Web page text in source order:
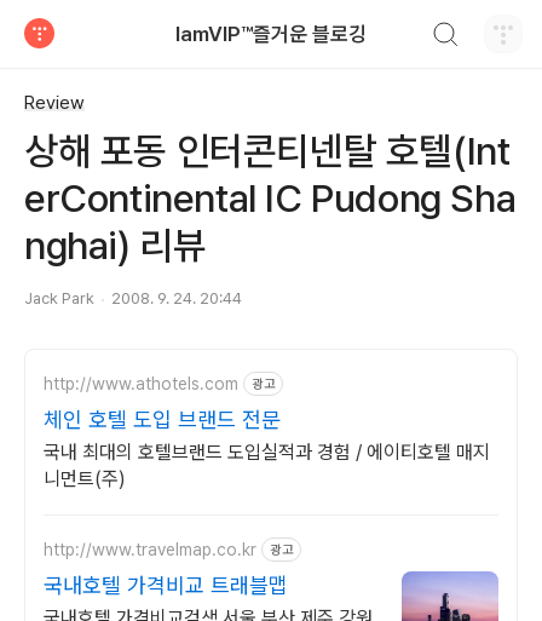
IamVIP™즐거운 블로깅
Review
상해 포동 인터콘티넨탈 호텔(Int
erContinental IC Pudong Sha
nghai) 리뷰
Jack Park 2008. 9. 24. 20:44
http://www.athotels.com 광고
체인 호텔 도입 브랜드 전문
국내 최대의 호텔브랜드 도입실적과 경험 / 에이티호텔 매지
니먼트(주)
http://www.travelmap.co.kr 광고
국내호텔 가격비교 트래블맵